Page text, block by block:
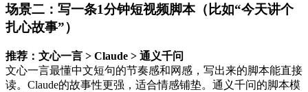
场景二：写一条1分钟短视频脚本（比如“今天讲个
扎心故事”）
推荐：文心一言 > Claude > 通义千问
文心一言最懂中文短句的节奏感和网感，写出来的脚本能直接
读。Claude的故事性更强，适合情感铺垫。通义千问的脚本模